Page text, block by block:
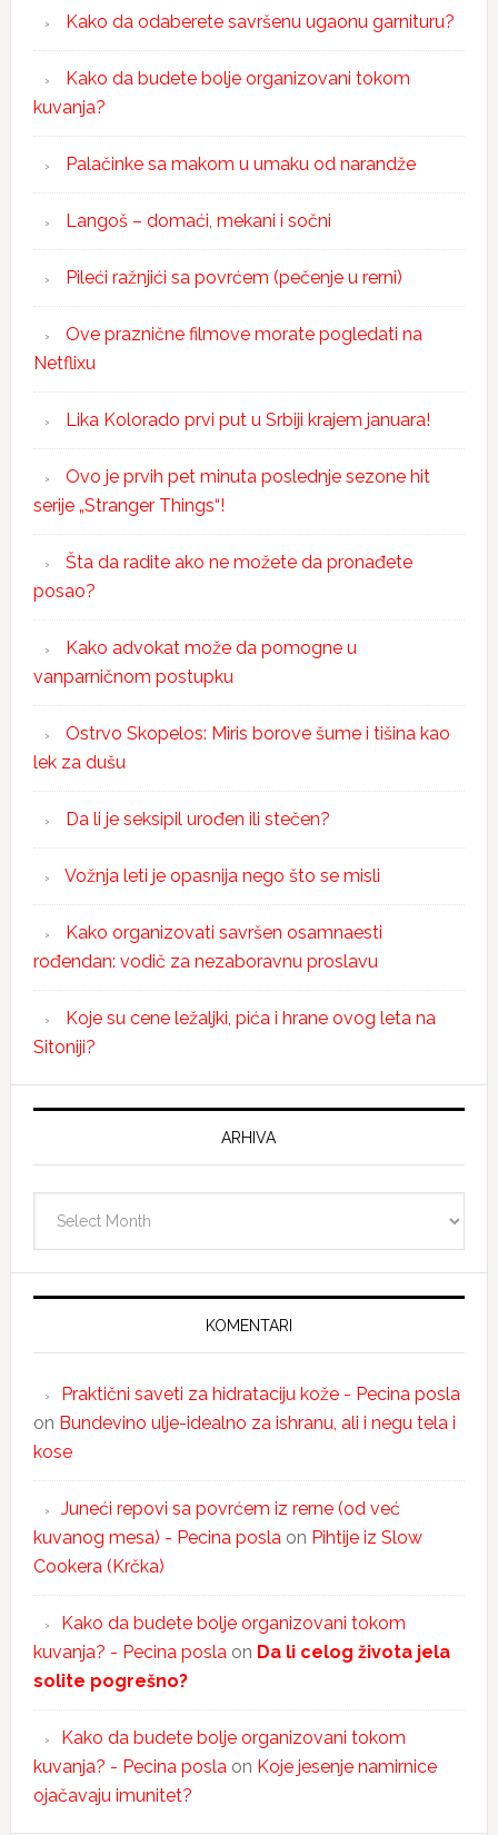
Kako da odaberete savršenu ugaonu garnituru?
Kako da budete bolje organizovani tokom
kuvanja?
Palačinke sa makom u umaku od narandže
Langoš – domaći, mekani i sočni
Pileći ražnjići sa povrćem (pečenje u rerni)
Ove praznične filmove morate pogledati na
Netflixu
Lika Kolorado prvi put u Srbiji krajem januara!
Ovo je prvih pet minuta poslednje sezone hit
serije „Stranger Things“!
Šta da radite ako ne možete da pronađete
posao?
Kako advokat može da pomogne u
vanparničnom postupku
Ostrvo Skopelos: Miris borove šume i tišina kao
lek za dušu
Da li je seksipil urođen ili stečen?
Vožnja leti je opasnija nego što se misli
Kako organizovati savršen osamnaesti
rođendan: vodič za nezaboravnu proslavu
Koje su cene ležaljki, pića i hrane ovog leta na
Sitoniji?
ARHIVA
KOMENTARI
Praktični saveti za hidrataciju kože - Pecina posla
on Bundevino ulje-idealno za ishranu, ali i negu tela i
kose
Juneći repovi sa povrćem iz rerne (od već
kuvanog mesa) - Pecina poslaon Pihtije iz Slow
Cookera (Krčka)
Kako da budete bolje organizovani tokom
kuvanja? - Pecina poslaon Da li celog života jela
solite pogrešno?
Kako da budete bolje organizovani tokom
kuvanja? - Pecina poslaon Koje jesenje namirnice
ojačavaju imunitet?